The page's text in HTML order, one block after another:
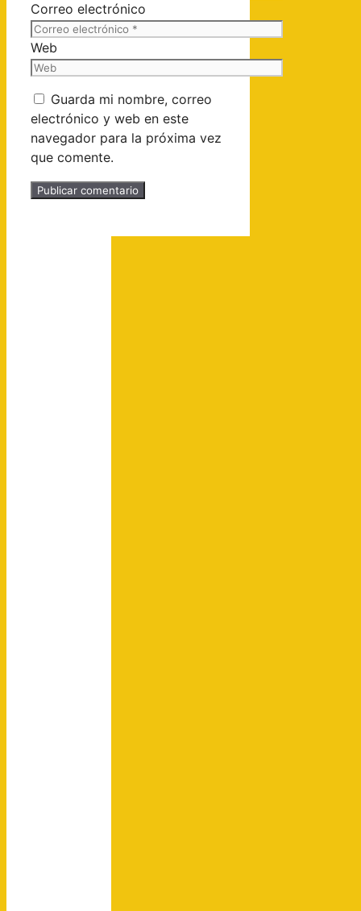
Correo electrónico
Web
Guarda mi nombre, correo
electrónico y web en este
navegador para la próxima vez
que comente.